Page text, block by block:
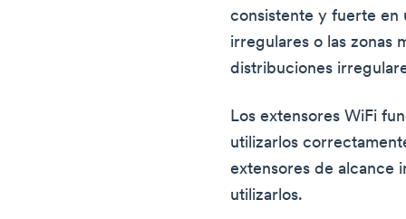
consistente y fuerte en
irregulares o las zonas
distribuciones
Los extensores WiFi
utilizarlos
extensores de alcance
utilizarlos.